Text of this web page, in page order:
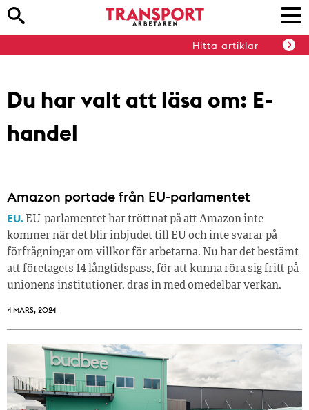
Hitta artiklar
Du har valt att läsa om: E-
handel
Amazon portade från EU-parlamentet
EU. EU-parlamentet har tröttnat på att Amazon inte
kommer när det blir inbjudet till EU och inte svarar på
förfrågningar om villkor för arbetarna. Nu har det bestämt
att företagets 14 långtidspass, för att kunna röra sig fritt på
unionens institutioner, dras in med omedelbar verkan.
4 MARS, 2024